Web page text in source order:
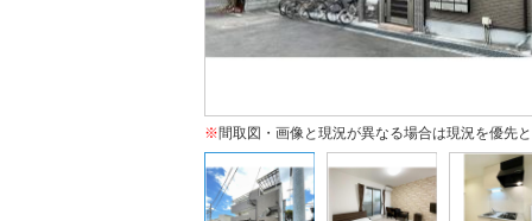
※間取図・画像と現況が異なる場合は現況を優先と